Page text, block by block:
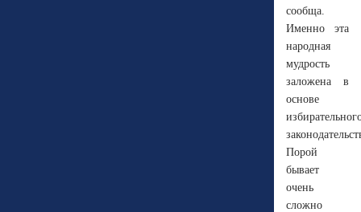
сообща.
Именно эта
народная
мудрость
заложена в
основе
Порой
бывает
очень
сложно